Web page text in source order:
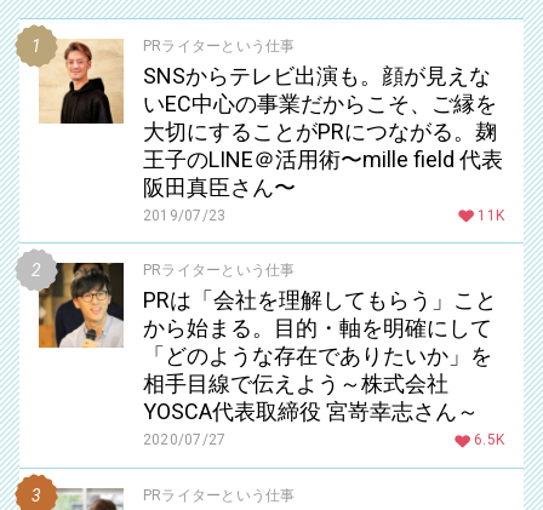
PRライターという仕事
SNSからテレビ出演も。顔が見えな
いEC中心の事業だからこそ、ご縁を
大切にすることがPRにつながる。麹
王子のLINE＠活用術〜mille field 代表
阪田真臣さん〜
2019/07/23 11K
PRライターという仕事
PRは「会社を理解してもらう」こと
から始まる。目的・軸を明確にして
「どのような存在でありたいか」を
相手目線で伝えよう～株式会社
YOSCA代表取締役 宮嵜幸志さん～
2020/07/27 6.5K
PRライターという仕事